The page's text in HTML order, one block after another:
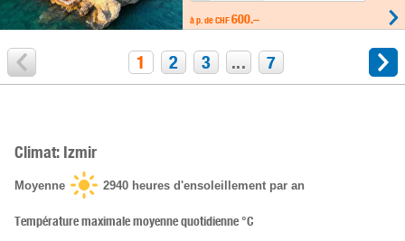
à p. de CHF 600.–
1 2 3 ... 7
Climat: Izmir
Moyenne 2940 heures d'ensoleillement par an
Température maximale moyenne quotidienne °C